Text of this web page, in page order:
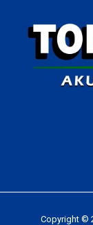
Copyright ©